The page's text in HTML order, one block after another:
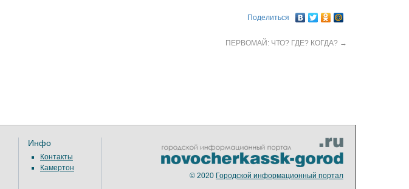
Поделиться
ПЕРВОМАЙ: ЧТО? ГДЕ? КОГДА? →
Инфо
Контакты
Камертон
© 2020 Городской информационный портал